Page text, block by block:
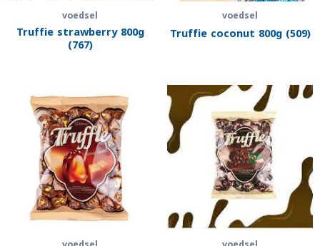
voedsel
Truffie strawberry 800g
(767)
voedsel
Truffie coconut 800g (509)